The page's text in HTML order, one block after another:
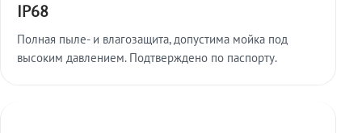
IP68
Полная пыле- и влагозащита, допустима мойка под
высоким давлением. Подтверждено по паспорту.